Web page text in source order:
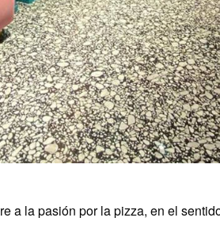
a la pasión por la pizza, en el